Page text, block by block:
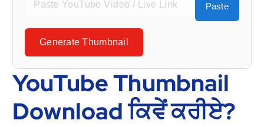
Paste
Generate Thumbnail
YouTube Thumbnail
Download ਕਿਵੇਂ ਕਰੀਏ?